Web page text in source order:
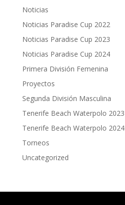
Noticias
Noticias Paradise Cup 2022
Noticias Paradise Cup 2023
Noticias Paradise Cup 2024
Primera División Femenina
Proyectos
Segunda División Masculina
Tenerife Beach Waterpolo 2023
Tenerife Beach Waterpolo 2024
Torneos
Uncategorized